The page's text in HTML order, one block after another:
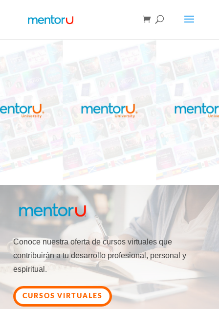
Conoce nuestra oferta de cursos virtuales que
contribuirán a tu desarrollo profesional, personal y
espiritual.
CURSOS VIRTUALES